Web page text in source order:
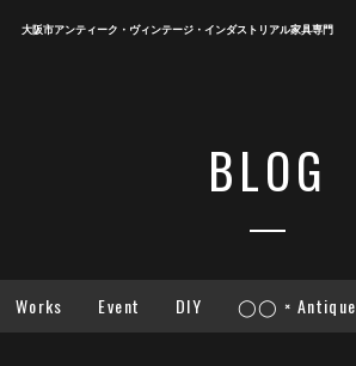
大阪市アンティーク・ヴィンテージ・インダストリアル家具専門
BLOG
Works Event DIY ◯◯ × Antique